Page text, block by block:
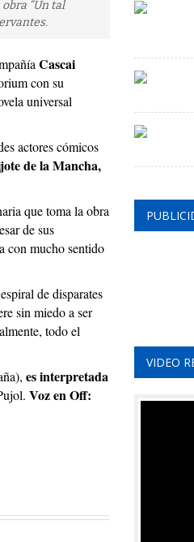
“Un tal
Cascai
con su
universal
actores cómicos
de la Mancha,
que toma la obra
de sus
con mucho sentido
de disparates
sin miedo a ser
todo el
es interpretada
Voz en Off:
VIDEO